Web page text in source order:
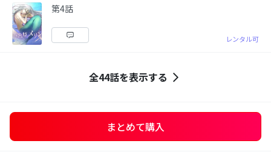
第4話
レンタル可
全44話を表示する
まとめて購入